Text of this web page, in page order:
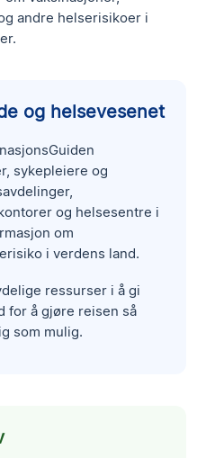
andre helserisikoer i
og helsevesenet
sykepleiere og
og helsesentre i
om
i verdens land.
ressurser i å gi
for å gjøre reisen så
som mulig.